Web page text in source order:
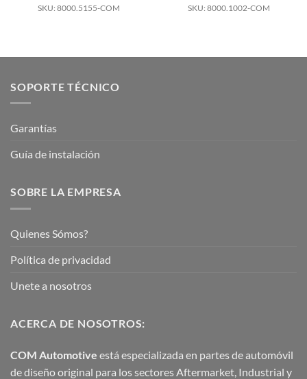
SKU: 8000.5155-COM SKU: 8000.1002-COM
SOPORTE TÉCNICO
Garantías
Guía de instalación
SOBRE LA EMPRESA
Quienes Sómos?
Política de privacidad
Unete a nosotros
ACERCA DE NOSOTROS:
COM Automotive está especializada en partes de automóvil
de diseño original para los sectores Aftermarket, Industrial y